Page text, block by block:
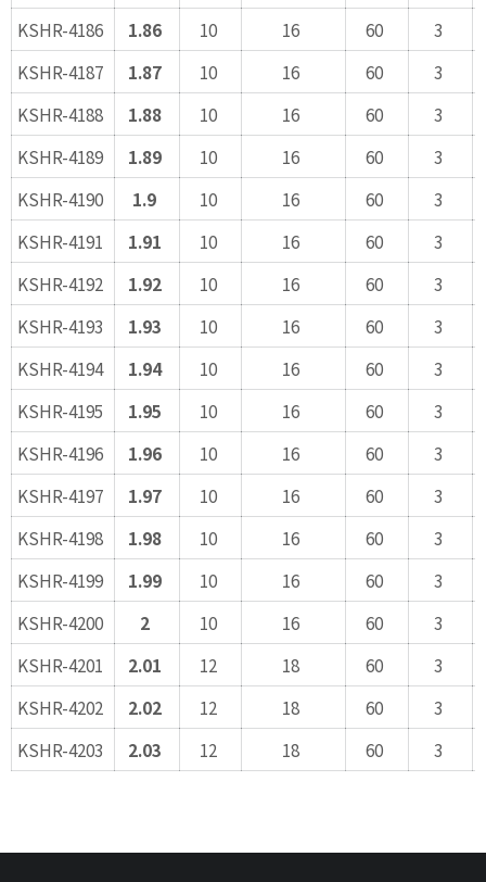
KSHR-4186
1.86 10 16 60
3
KSHR-4187
1.87 10 16 60
3
KSHR-4188
1.88 10 16 60
3
KSHR-4189
1.89 10 16 60
3
KSHR-4190
1.9 10 16 60
3
KSHR-4191
1.91 10 16 60
3
KSHR-4192
1.92 10 16 60
3
KSHR-4193
1.93 10 16 60
3
KSHR-4194
1.94 10 16 60
3
KSHR-4195
1.95 10 16 60
3
KSHR-4196
1.96 10 16 60
3
KSHR-4197
1.97 10 16 60
3
KSHR-4198
1.98 10 16 60
3
KSHR-4199
1.99 10 16 60
3
KSHR-4200
2 10 16 60
3
KSHR-4201
2.01 12 18 60
3
KSHR-4202
2.02 12 18 60
3
KSHR-4203
2.03 12 18 60 3